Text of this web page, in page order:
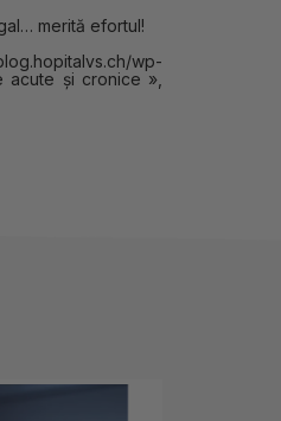
merită efortul!
wp-
acute și cronice »,